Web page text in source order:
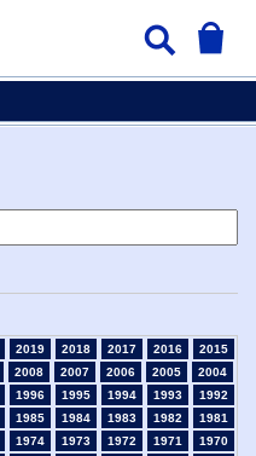
2019 2018 2017 2016
2015
2008 2007 2006 2005
2004
1996 1995 1994 1993
1992
1985 1984 1983 1982
1981
1974 1973 1972 1971
1970